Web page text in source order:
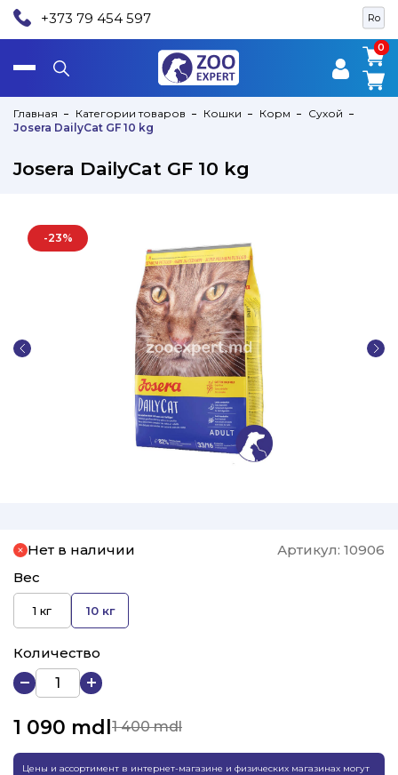
Ro
+373 79 454 597
0
0
Главная Категории товаров Кошки Корм
Сухой
Josera DailyCat GF 10 kg
Josera DailyCat GF 10 kg
-23%
Нет в наличии Артикул: 10906
Вес
1 кг 10 кг
Количество
1 090 mdl1 400 mdl
Цены и ассортимент в интернет-магазине и физических магазинах могут